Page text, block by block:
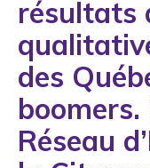
A. Nobels
A. Pislaru
A. Riendeau
A. Rondeau-Leclaire
A. Sévigny
résultats
des
boomers.
Réseau